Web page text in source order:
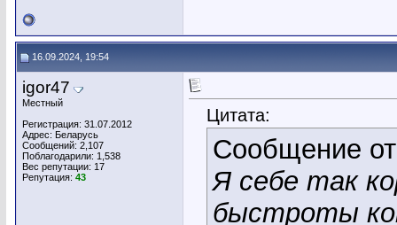
16.09.2024, 19:54
igor47
Местный
Регистрация: 31.07.2012
Адрес: Беларусь
Сообщений: 2,107
Поблагодарили: 1,538
Вес репутации: 17
Репутация: 43
Цитата:
Сообщение
Я себе так
быстроты